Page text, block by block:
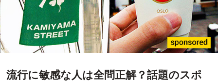
流行に敏感な人は全問正解？話題のスポ